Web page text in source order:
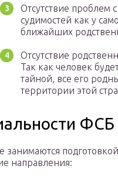
Отсутствие проблем
судимостей как у
ближайших
Отсутствие
Так как человек
тайной, все его
территории этой
ФСБ
направления: